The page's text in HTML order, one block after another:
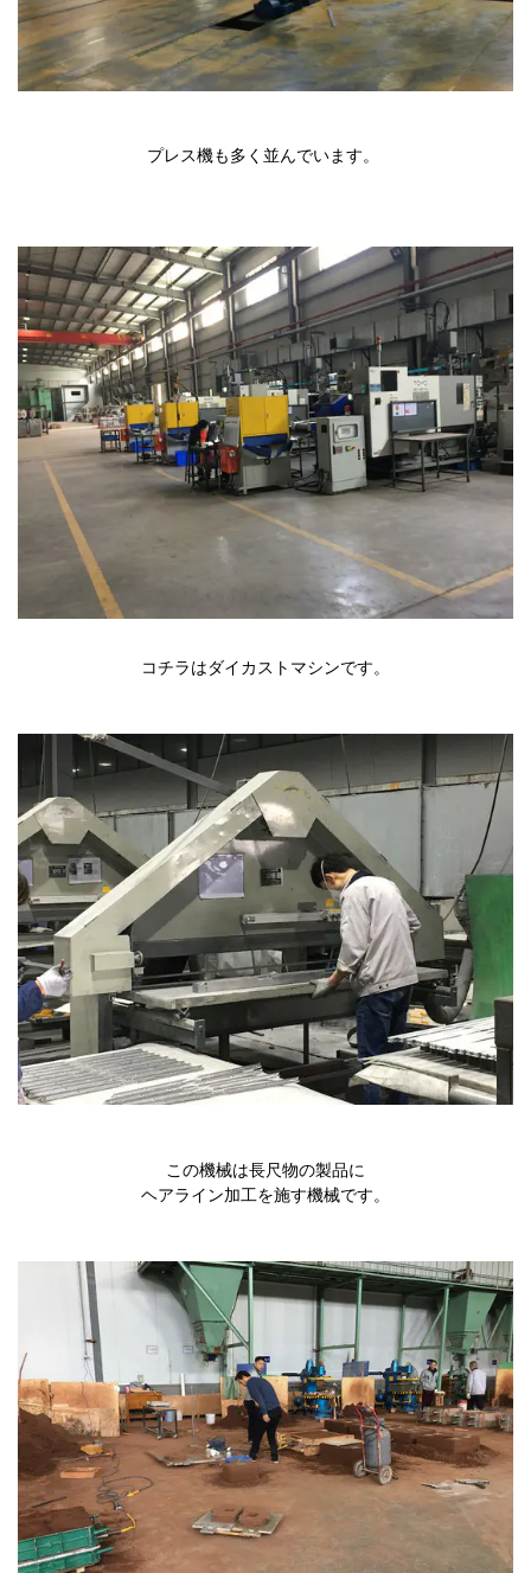
プレス機も多く並んでいます。
コチラはダイカストマシンです。
この機械は長尺物の製品に
ヘアライン加工を施す機械です。